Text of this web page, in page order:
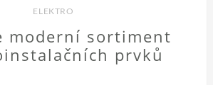
ELEKTRO
moderní sortiment
prvků